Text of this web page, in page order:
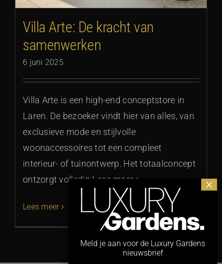
Villa Arte: De kracht van
samenwerken
6 juni 2025
Villa Arte is een high-end conceptstore in
Laren. De bezoeker vindt hier van alles, van
exclusieve mode en stijlvolle
woonaccessoires tot een compleet
interieur- of tuinontwerp. Het totaalconcept
ontzorgt volledig Lees meer >
Lees meer
Meld je aan voor de Luxury Gardens
nieuwsbrief